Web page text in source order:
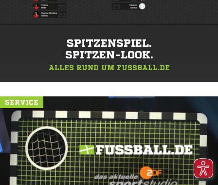
SPITZENSPIEL.
SPITZEN-LOOK.
ALLES RUND UM FUSSBALL.DE
SERVICE